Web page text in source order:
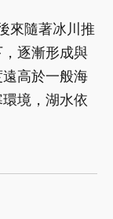
來隨著冰川推
逐漸形成與
高於一般海
境，湖水依